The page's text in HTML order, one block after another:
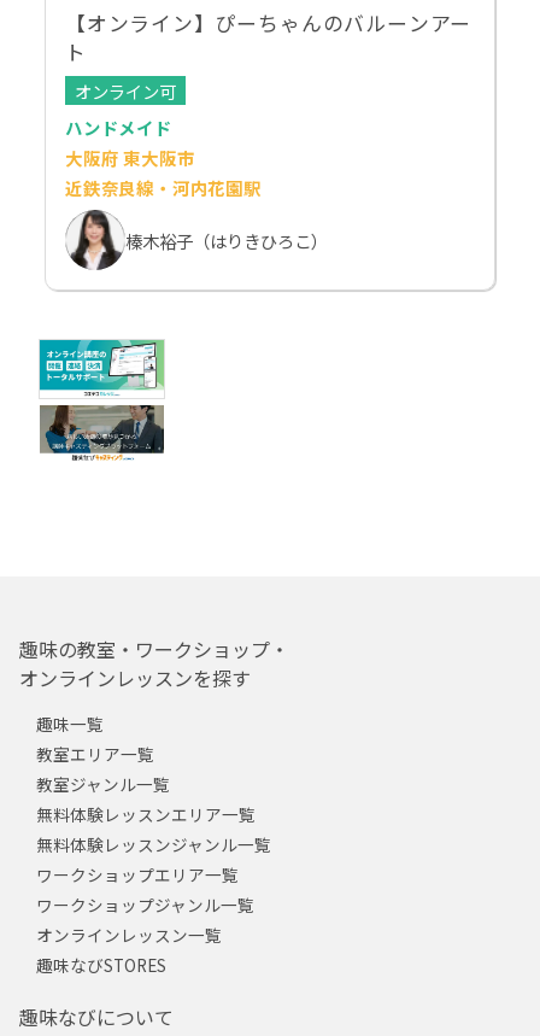
【オンライン】ぴーちゃんのバルーンアー
ト
オンライン可
ハンドメイド
大阪府 東大阪市
近鉄奈良線・河内花園駅
榛木裕子（はりきひろこ）
趣味の教室・ワークショップ・
オンラインレッスンを探す
趣味一覧
教室エリア一覧
教室ジャンル一覧
無料体験レッスンエリア一覧
無料体験レッスンジャンル一覧
ワークショップエリア一覧
ワークショップジャンル一覧
オンラインレッスン一覧
趣味なびSTORES
趣味なびについて